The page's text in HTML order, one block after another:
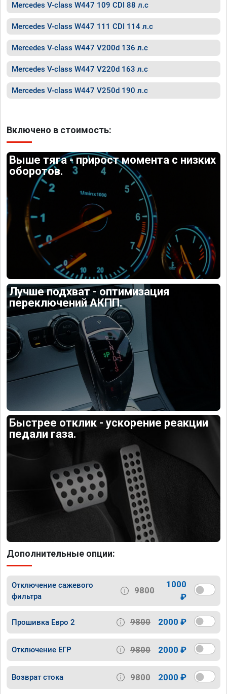
Mercedes V-class W447 109 CDI 88 л.с
Mercedes V-class W447 111 CDI 114 л.с
Mercedes V-class W447 V200d 136 л.с
Mercedes V-class W447 V220d 163 л.с
Mercedes V-class W447 V250d 190 л.с
Включено в стоимость:
Выше тяга - прирост момента с низких
оборотов.
Лучше подхват - оптимизация
переключений АКПП.
Быстрее отклик - ускорение реакции
педали газа.
Дополнительные опции:
Отключение сажевого
фильтра
9800
1000
₽
Прошивка Евро 2 9800 2000 ₽
Отключение ЕГР 9800 2000 ₽
Возврат стока 9800 2000 ₽